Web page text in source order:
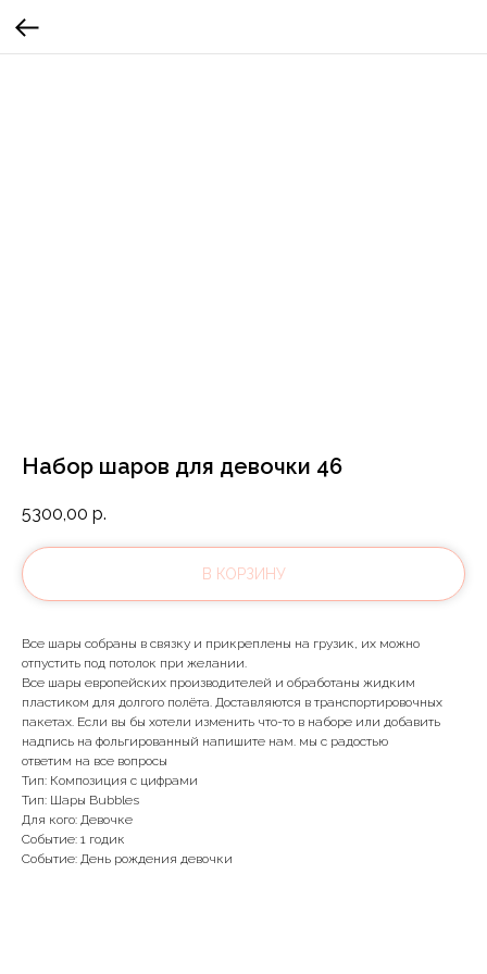
Набор шаров для девочки 46
5300,00 р.
В КОРЗИНУ
Все шары собраны в связку и прикреплены на грузик, их можно
отпустить под потолок при желании.
Все шары европейских производителей и обработаны жидким
пластиком для долгого полёта. Доставляются в транспортировочных
пакетах. Если вы бы хотели изменить что-то в наборе или добавить
надпись на фольгированный напишите нам. мы с радостью
ответим на все вопросы
Тип: Композиция с цифрами
Тип: Шары Bubbles
Для кого: Девочке
Событие: 1 годик
Событие: День рождения девочки